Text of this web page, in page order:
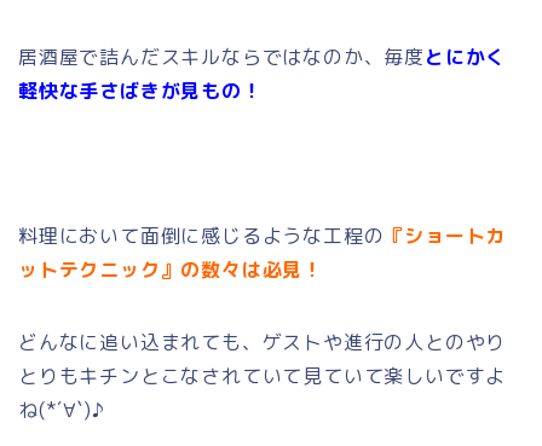
居酒屋で詰んだスキルならではなのか、毎度とにかく
軽快な手さばきが見もの！
料理において面倒に感じるような工程の 『ショートカ
ットテクニック』の数々は必見！
どんなに追い込まれても、ゲストや進行の人とのやり
とりもキチンとこなされていて見ていて楽しいですよ
ね(*´∀`)♪